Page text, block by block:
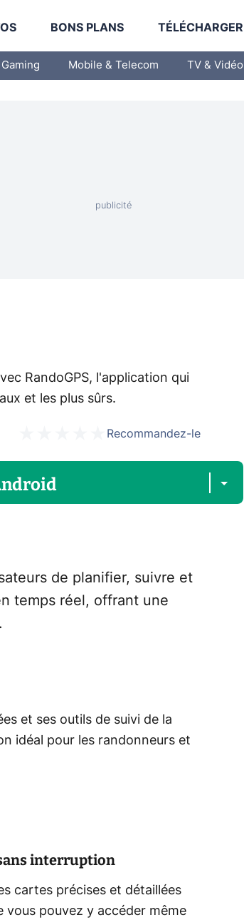
BONS PLANS TÉLÉCHARGER
Gaming Mobile & Telecom TV & Vidéo
RandoGPS, l'application qui
et les plus sûrs.
Recommandez-le
de planifier, suivre et
temps réel, offrant une
et ses outils de suivi de la
idéal pour les randonneurs et
interruption
cartes précises et détaillées
vous pouvez y accéder même